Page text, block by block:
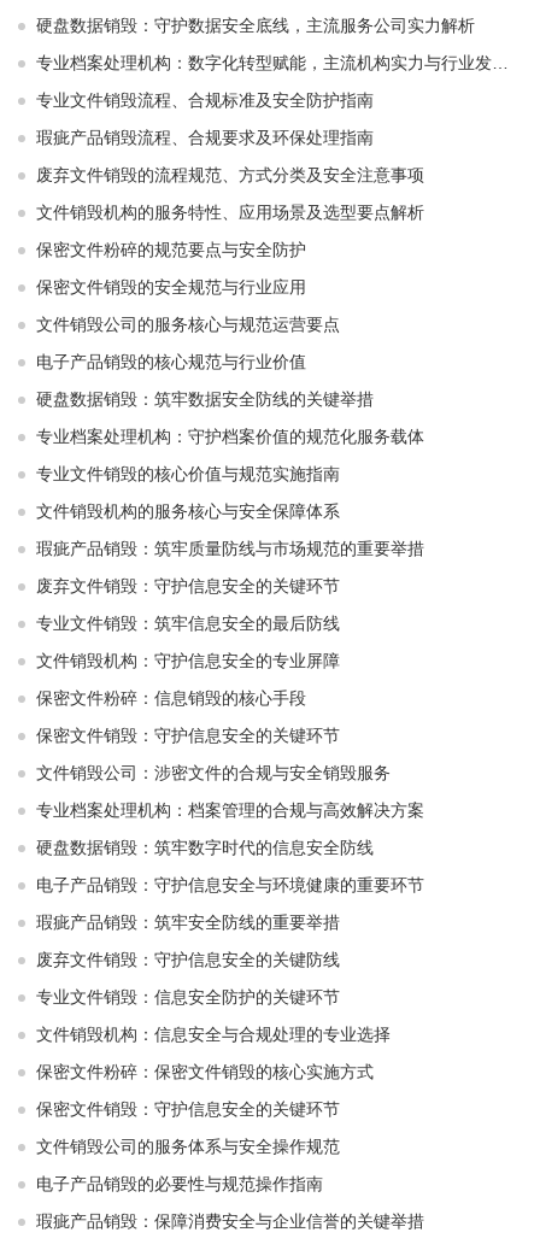
硬盘数据销毁：守护数据安全底线，主流服务公司实力解析
专业档案处理机构：数字化转型赋能，主流机构实力与行业发展解析
专业文件销毁流程、合规标准及安全防护指南
瑕疵产品销毁流程、合规要求及环保处理指南
废弃文件销毁的流程规范、方式分类及安全注意事项
文件销毁机构的服务特性、应用场景及选型要点解析
保密文件粉碎的规范要点与安全防护
保密文件销毁的安全规范与行业应用
文件销毁公司的服务核心与规范运营要点
电子产品销毁的核心规范与行业价值
硬盘数据销毁：筑牢数据安全防线的关键举措
专业档案处理机构：守护档案价值的规范化服务载体
专业文件销毁的核心价值与规范实施指南
文件销毁机构的服务核心与安全保障体系
瑕疵产品销毁：筑牢质量防线与市场规范的重要举措
废弃文件销毁：守护信息安全的关键环节
专业文件销毁：筑牢信息安全的最后防线
文件销毁机构：守护信息安全的专业屏障
保密文件粉碎：信息销毁的核心手段
保密文件销毁：守护信息安全的关键环节
文件销毁公司：涉密文件的合规与安全销毁服务
专业档案处理机构：档案管理的合规与高效解决方案
硬盘数据销毁：筑牢数字时代的信息安全防线
电子产品销毁：守护信息安全与环境健康的重要环节
瑕疵产品销毁：筑牢安全防线的重要举措
废弃文件销毁：守护信息安全的关键防线
专业文件销毁：信息安全防护的关键环节
文件销毁机构：信息安全与合规处理的专业选择
保密文件粉碎：保密文件销毁的核心实施方式
保密文件销毁：守护信息安全的关键环节
文件销毁公司的服务体系与安全操作规范
电子产品销毁的必要性与规范操作指南
瑕疵产品销毁：保障消费安全与企业信誉的关键举措